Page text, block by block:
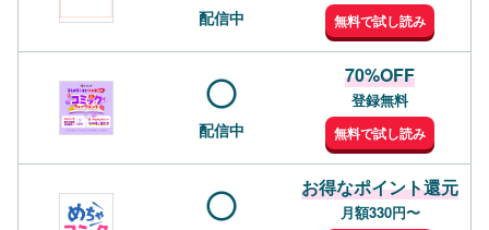
配信中 無料で試し読み
配信中
70%OFF
登録無料
無料で試し読み
お得なポイント還元
月額330円〜